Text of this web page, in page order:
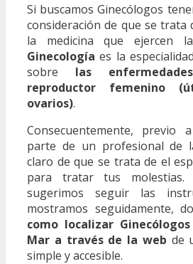
Si buscamos Ginecólogos
consideración de que se trata
la medicina que ejercen
Ginecología es la
sobre las
reproductor femenino
ovarios).
Consecuentemente, previo
parte de un profesional de
claro de que se trata de el
para tratar tus
sugerimos seguir las
mostramos seguidamente,
como localizar
Mar a través de la web de
simple y accesible.